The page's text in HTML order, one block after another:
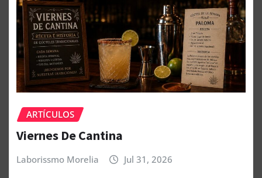
ARTÍCULOS
Viernes De Cantina
Laborissmo Morelia Jul 31, 2026